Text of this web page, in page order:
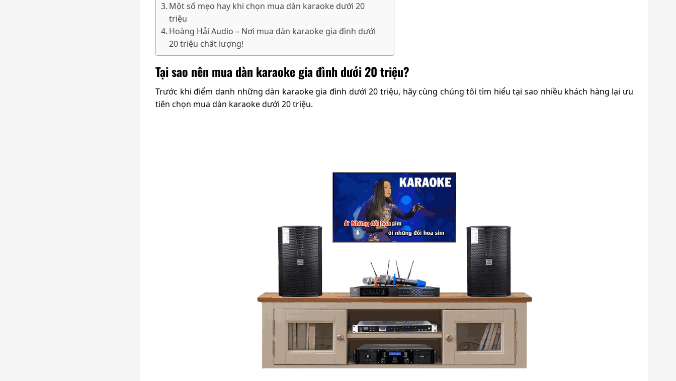
Một số mẹo hay khi chọn mua dàn karaoke dưới 20
triệu
Hoàng Hải Audio – Nơi mua dàn karaoke gia đình dưới
20 triệu chất lượng!
Tại sao nên mua dàn karaoke gia đình dưới 20 triệu?
Trước khi điểm danh những dàn karaoke gia đình dưới 20 triệu, hãy cùng chúng tôi tìm hiểu tại sao nhiều khách hàng lại ưu
tiên chọn mua dàn karaoke dưới 20 triệu.